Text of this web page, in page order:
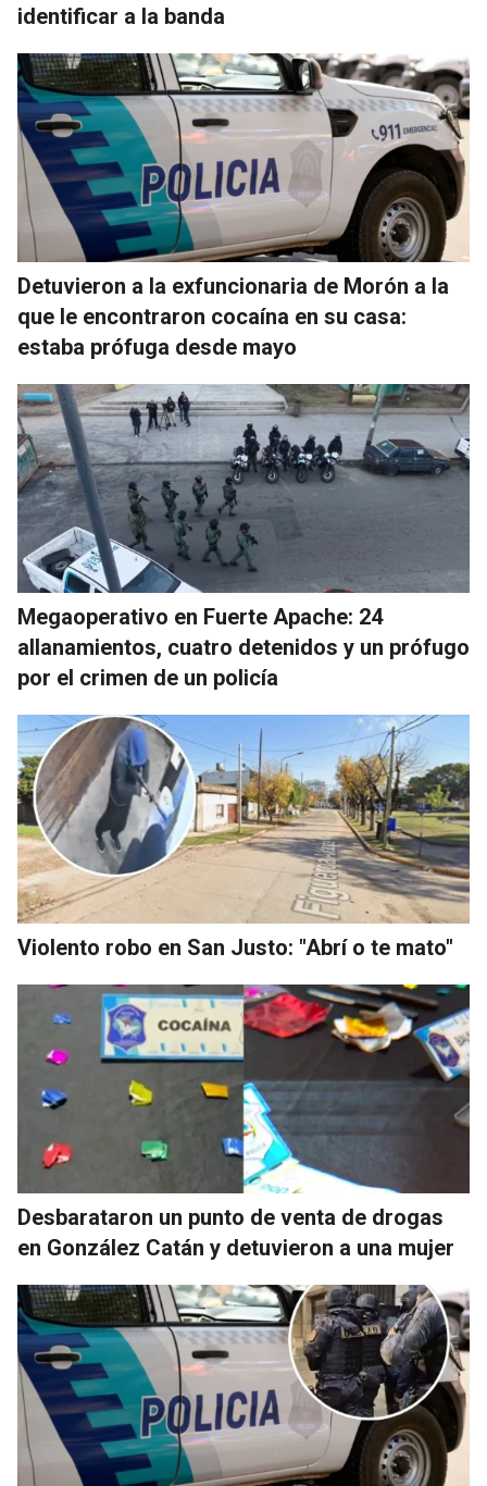
identificar a la banda
Detuvieron a la exfuncionaria de Morón a la
que le encontraron cocaína en su casa:
estaba prófuga desde mayo
Megaoperativo en Fuerte Apache: 24
allanamientos, cuatro detenidos y un prófugo
por el crimen de un policía
Violento robo en San Justo: "Abrí o te mato"
Desbarataron un punto de venta de drogas
en González Catán y detuvieron a una mujer